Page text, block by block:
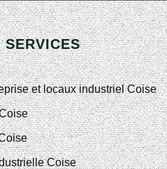
SERVICES
et locaux industriel Coise
Coise